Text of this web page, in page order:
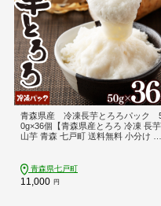
青森県産 冷凍長芋とろろパック
0g×36個【青森県産とろろ 冷凍 長芋
山芋 青森 七戸町 送料無料 小分け プ
青森県七戸町
11,000 円